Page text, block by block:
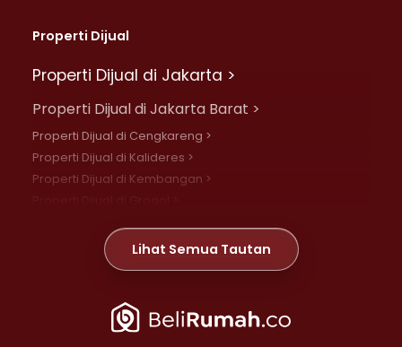
Properti Dijual
Properti Dijual di Jakarta >
Properti Dijual di Jakarta Barat >
Properti Dijual di Cengkareng >
Properti Dijual di Kalideres >
Properti Dijual di Kembangan >
Properti Dijual di Meruya >
Properti Dijual di Jelambar >
Properti Dijual di Jakarta Pusat >
Lihat Semua Tautan